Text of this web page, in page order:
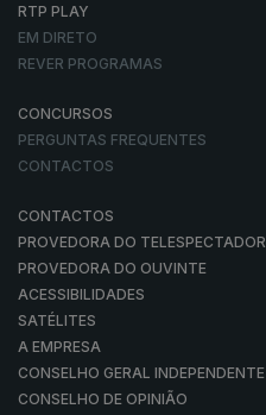
RTP PLAY
EM DIRETO
REVER PROGRAMAS
CONCURSOS
PERGUNTAS FREQUENTES
CONTACTOS
CONTACTOS
PROVEDORA DO TELESPECTADOR
PROVEDORA DO OUVINTE
ACESSIBILIDADES
SATÉLITES
A EMPRESA
CONSELHO GERAL INDEPENDENTE
CONSELHO DE OPINIÃO